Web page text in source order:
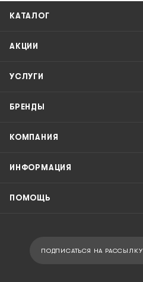
КАТАЛОГ
АКЦИИ
УСЛУГИ
БРЕНДЫ
КОМПАНИЯ
ИНФОРМАЦИЯ
ПОМОЩЬ
ПОДПИСАТЬСЯ НА РАССЫЛКУ